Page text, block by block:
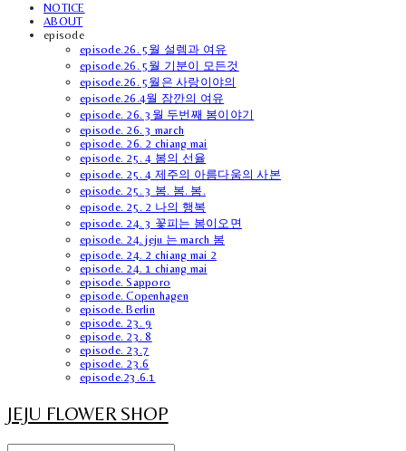
NOTICE
ABOUT
episode
episode.26. 5월 설렘과 여유
episode.26. 5월 기분이 모든것
episode.26. 5월은 사랑이야의
episode.26.4월 잠깐의 여유
episode. 26. 3월 두번째 봄이야기
episode. 26. 3 march
episode. 26. 2 chiang mai
episode. 25. 4 봄의 선율
episode. 25. 4 제주의 아름다움의 사본
episode. 25. 3 봄. 봄. 봄.
episode. 25. 2 나의 행복
episode. 24. 3 꽃피는 봄이오면
episode. 24. jeju 는 march 봄
episode. 24. 2 chiang mai 2
episode. 24. 1 chiang mai
episode. Sapporo
episode. Copenhagen
episode. Berlin
episode. 23. 9
episode. 23. 8
episode. 23.7
episode. 23.6
episode.23.6.1
JEJU FLOWER SHOP